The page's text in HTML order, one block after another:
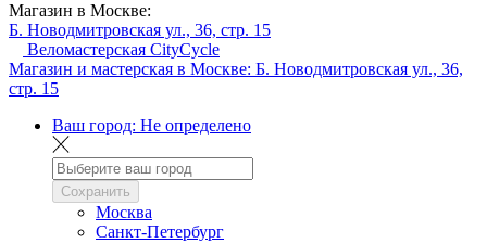
Магазин в Москве:
Б. Новодмитровская ул., 36, стр. 15
Веломастерская CityCycle
Магазин и мастерская в Москве: Б. Новодмитровская ул., 36,
стр. 15
Ваш город: Не определено
Сохранить
Москва
Санкт-Петербург